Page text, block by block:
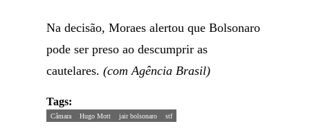
Na decisão, Moraes alertou que Bolsonaro
pode ser preso ao descumprir as
cautelares. (com Agência Brasil)
Tags:
Câmara Hugo Mott jair bolsonaro stf